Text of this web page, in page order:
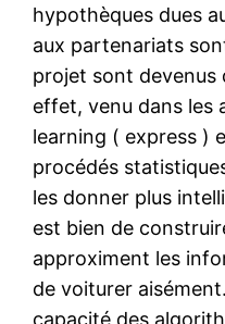
hypothèques dues
aux partenariats
projet sont devenus
effet, venu dans les
learning ( express )
procédés
les donner plus
est bien de
approximent les
de voiturer
capacité des